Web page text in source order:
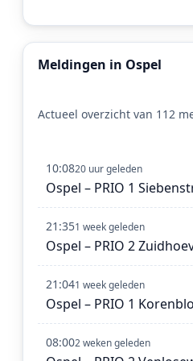
Meldingen in Ospel
Actueel overzicht van 112
10:0820 uur geleden
Ospel – PRIO 1
21:351 week geleden
Ospel – PRIO 2
21:041 week geleden
Ospel – PRIO 1
08:002 weken geleden